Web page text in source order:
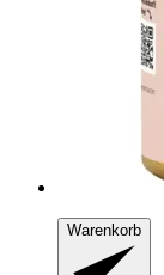
Warenkorb